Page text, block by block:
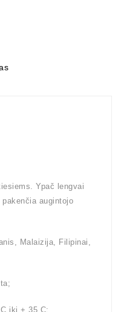
Ypač lengvai
augintojo
Malaizija, Filipinai,
iki + 35 C;